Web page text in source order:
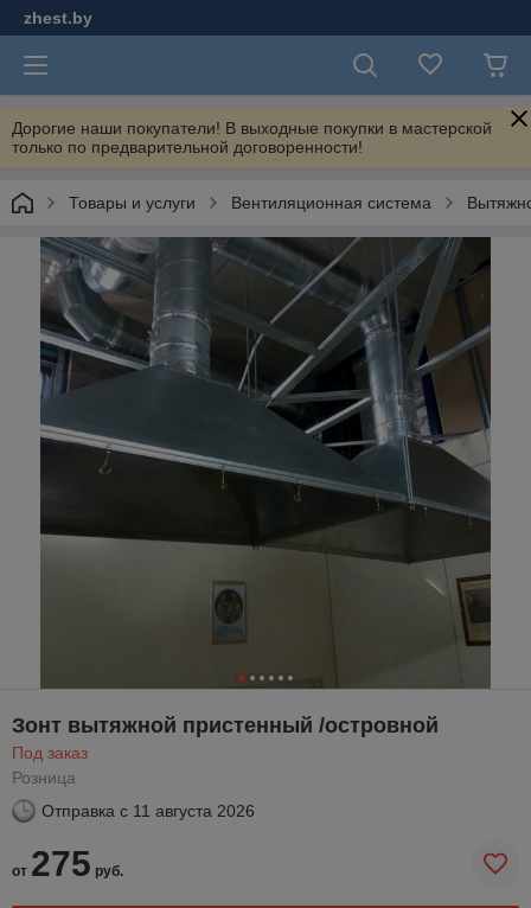
zhest.by
Дорогие наши покупатели! В выходные покупки в мастерской
только по предварительной договоренности!
Товары и услуги Вентиляционная система
Зонт вытяжной пристенный /островной
Под заказ
Розница
Отправка с 11 августа 2026
от 275 руб.